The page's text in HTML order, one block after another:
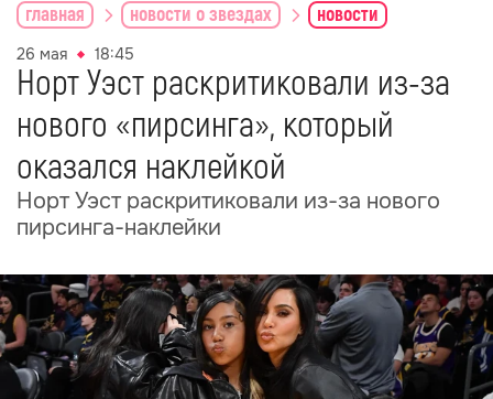
главная новости о звездах новости
26 мая 18:45
Норт Уэст раскритиковали из-за
нового «пирсинга», который
оказался наклейкой
Норт Уэст раскритиковали из-за нового
пирсинга-наклейки